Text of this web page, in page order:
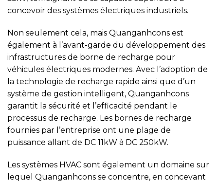
concevoir des systèmes électriques industriels.
Non seulement cela, mais Quanganhcons est
également à l’avant-garde du développement des
infrastructures de borne de recharge pour
véhicules électriques modernes. Avec l’adoption de
la technologie de recharge rapide ainsi que d’un
système de gestion intelligent, Quanganhcons
garantit la sécurité et l’efficacité pendant le
processus de recharge. Les bornes de recharge
fournies par l’entreprise ont une plage de
puissance allant de DC 11kW à DC 250kW.
Les systèmes HVAC sont également un domaine sur
lequel Quanganhcons se concentre, en concevant